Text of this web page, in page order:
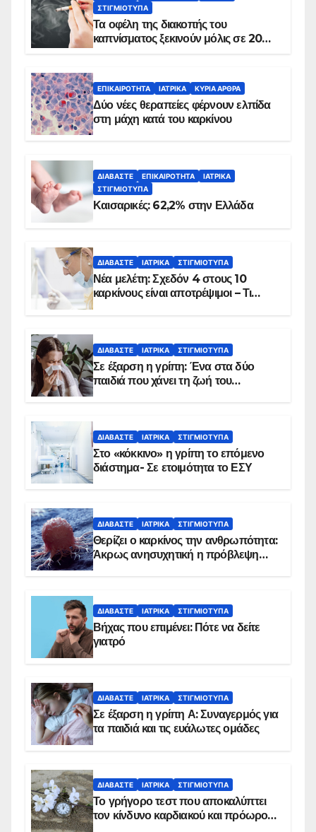
ΣΤΙΓΜΙΌΤΥΠΑ
Τα οφέλη της διακοπής του
καπνίσματος ξεκινούν μόλις σε 20
ΕΠΙΚΑΙΡΌΤΗΤΑ ΙΑΤΡΙΚΆ ΚΥΡΙΑ ΑΡΘΡΑ
Δύο νέες θεραπείες φέρνουν ελπίδα
στη μάχη κατά του καρκίνου
ΔΙΑΒΆΣΤΕ ΕΠΙΚΑΙΡΌΤΗΤΑ
ΙΑΤΡΙΚΆ
ΣΤΙΓΜΙΌΤΥΠΑ
Καισαρικές: 62,2% στην Ελλάδα
ΔΙΑΒΆΣΤΕ ΙΑΤΡΙΚΆ ΣΤΙΓΜΙΌΤΥΠΑ
Νέα μελέτη: Σχεδόν 4 στους 10
καρκίνους είναι αποτρέψιμοι – Τι
ΔΙΑΒΆΣΤΕ ΙΑΤΡΙΚΆ ΣΤΙΓΜΙΌΤΥΠΑ
Σε έξαρση η γρίπη: Ένα στα δύο
παιδιά που χάνει τη ζωή του
ΔΙΑΒΆΣΤΕ ΙΑΤΡΙΚΆ ΣΤΙΓΜΙΌΤΥΠΑ
Στο «κόκκινο» η γρίπη το επόμενο
διάστημα- Σε ετοιμότητα το ΕΣΥ
ΔΙΑΒΆΣΤΕ ΙΑΤΡΙΚΆ ΣΤΙΓΜΙΌΤΥΠΑ
Θερίζει ο καρκίνος την ανθρωπότητα:
Άκρως ανησυχητική η πρόβλεψη…
ΔΙΑΒΆΣΤΕ ΙΑΤΡΙΚΆ ΣΤΙΓΜΙΌΤΥΠΑ
Βήχας που επιμένει: Πότε να δείτε
γιατρό
ΔΙΑΒΆΣΤΕ ΙΑΤΡΙΚΆ ΣΤΙΓΜΙΌΤΥΠΑ
Σε έξαρση η γρίπη Α: Συναγερμός για
τα παιδιά και τις ευάλωτες ομάδες
ΔΙΑΒΆΣΤΕ ΙΑΤΡΙΚΆ ΣΤΙΓΜΙΌΤΥΠΑ
Το γρήγορο τεστ που αποκαλύπτει
τον κίνδυνο καρδιακού και πρόωρου